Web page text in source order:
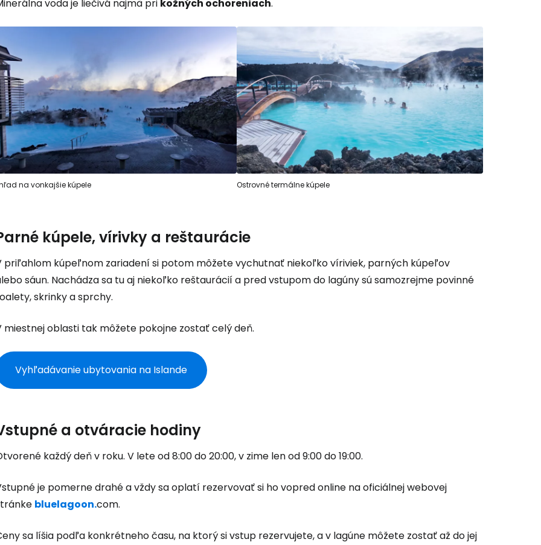
voda je liečivá najmä pri kožných ochoreniach.
na vonkajšie kúpele Ostrovné termálne kúpele
kúpele, vírivky a reštaurácie
priľahlom kúpeľnom zariadení si potom môžete vychutnať niekoľko víriviek, parných kúpeľov
sáun. Nachádza sa tu aj niekoľko reštaurácií a pred vstupom do lagúny sú samozrejme povinné
skrinky a sprchy.
miestnej oblasti tak môžete pokojne zostať celý deň.
Vyhľadávanie ubytovania na Islande
a otváracie hodiny
každý deň v roku. V lete od 8:00 do 20:00, v zime len od 9:00 do 19:00.
je pomerne drahé a vždy sa oplatí rezervovať si ho vopred online na oficiálnej webovej
bluelagoon.com.
sa líšia podľa konkrétneho času, na ktorý si vstup rezervujete, a v lagúne môžete zostať až do jej
Pokračovať na Facebooku
Pokračovať s e-mailom